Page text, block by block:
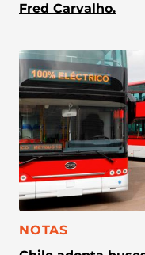
Fred Carvalho.
CATEGORÍA:
NOTAS